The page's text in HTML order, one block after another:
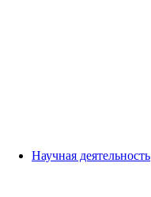
Научная деятельность